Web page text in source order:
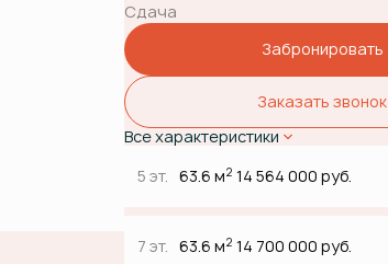
Сдача
Забронировать
Заказать звонок
Все характеристики
5 эт. 63.6 м2 14 564 000 руб.
7 эт. 63.6 м2 14 700 000 руб.